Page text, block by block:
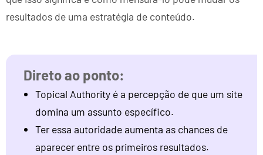
resultados de uma estratégia de conteúdo.
Topical Authority é a percepção de que um site
domina um assunto específico.
Ter essa autoridade aumenta as chances de
aparecer entre os primeiros resultados.